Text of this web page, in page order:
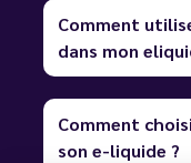
Comment
dans mon
Comment
son e-liquide ?